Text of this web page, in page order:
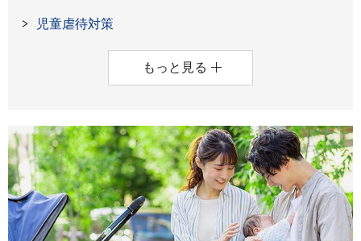
児童虐待対策
もっと見る